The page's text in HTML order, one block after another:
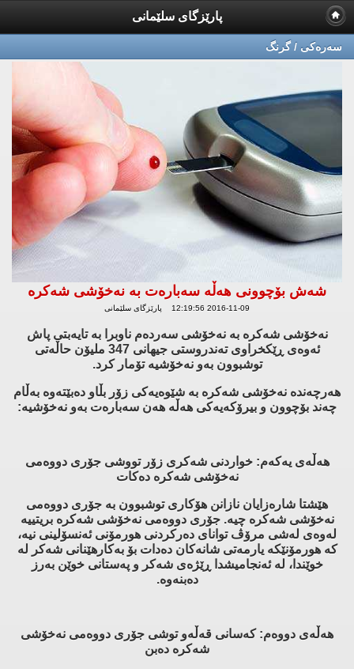
پارێزگای سلێمانی
سه‌ره‌كی / گرنگ
شه‌ش بۆچوونی هه‌ڵه‌ سه‌باره‌ت به‌ نه‌خۆشی شه‌كره‌
2016-11-09 12:19:56 پارێزگای سلێمانی
نه‌خۆشی شه‌كره‌ به‌ نه‌خۆشی سه‌رده‌م ناوبرا به‌ تایه‌بتی پاش
ئه‌وه‌ی ڕێكخراوی ته‌ندروستی جیهانی 347 ملیۆن حاڵه‌تی
توشبوون به‌و نه‌خۆشیه‌ تۆمار كرد.
هه‌رچه‌نده‌ نه‌خۆشی شه‌كره‌ به‌ شێوه‌یه‌كی زۆر بڵاو ده‌بێته‌وه‌ به‌ڵام
چه‌ند بۆچوون و بیرۆكه‌یه‌كی هه‌ڵه‌ هه‌ن سه‌باره‌ت به‌و نه‌خۆشیه‌:
هه‌ڵه‌ی یه‌كه‌م: خواردنی شه‌كری زۆر تووشی جۆری دووه‌می
نه‌خۆشی شه‌كره‌ ده‌كات
هێشتا شاره‌زایان نازانن هۆكاری توشبوون به‌ جۆری دووه‌می
نه‌خۆشی شه‌كره‌ چیه‌. جۆری دووه‌می نه‌خۆشی شه‌كره‌ بریتییه‌
له‌وه‌ی له‌شی مرۆڤ توانای ده‌ركردنی هورمۆنی ئه‌نسۆلینی نیه‌،
كه‌ هورمۆنێكه‌ یارمه‌تی شانه‌كان ده‌دات بۆ به‌كارهێنانی شه‌كر له‌
خوێندا، له‌ ئه‌نجامیشدا ڕێژه‌ی شه‌كر و په‌ستانی خوێن به‌رز
ده‌بنه‌وه‌.
هه‌ڵه‌ی دووه‌م: كه‌سانی قه‌ڵه‌و توشی جۆری دووه‌می نه‌خۆشی
شه‌كره‌ ده‌بن